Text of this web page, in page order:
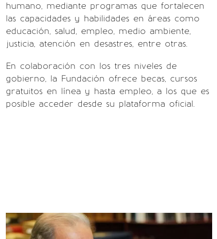
humano, mediante programas que fortalecen
las capacidades y habilidades en áreas como
educación, salud, empleo, medio ambiente,
justicia, atención en desastres, entre otras.
En colaboración con los tres niveles de
gobierno, la Fundación ofrece becas, cursos
gratuitos en línea y hasta empleo, a los que es
posible acceder desde su plataforma oficial.